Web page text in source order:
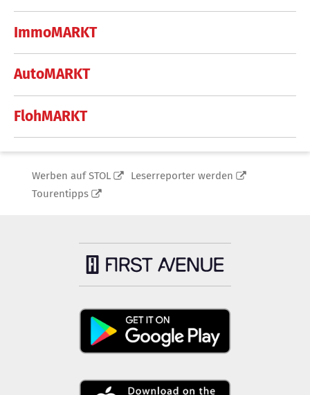
ImmoMARKT
AutoMARKT
FlohMARKT
Werben auf STOL
Leserreporter werden
Tourentipps